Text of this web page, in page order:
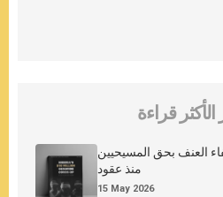
الأكثر قراءة
العنف بحق المسيحيين
منذ عقود
15 May 2026